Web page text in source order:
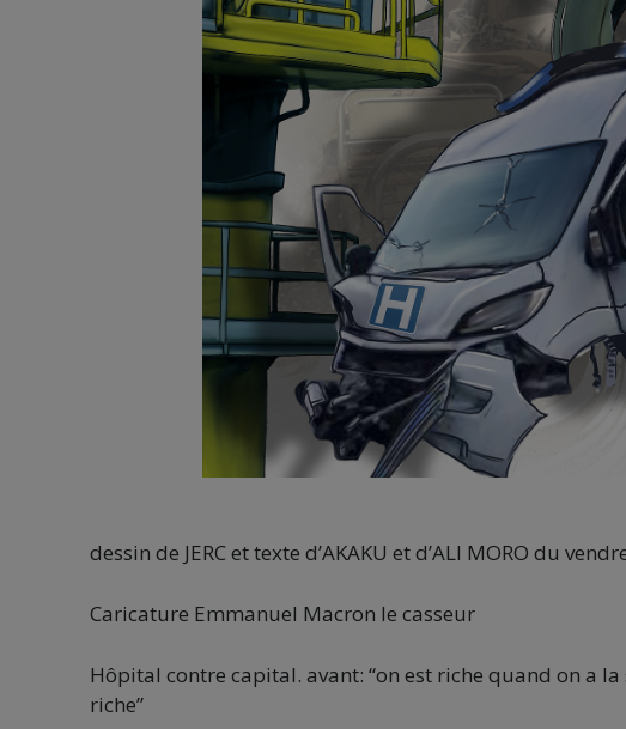
dessin de JERC et texte d’AKAKU et d’ALI MORO du
Caricature Emmanuel Macron le casseur
Hôpital contre capital. avant: “on est riche quand on a
riche”